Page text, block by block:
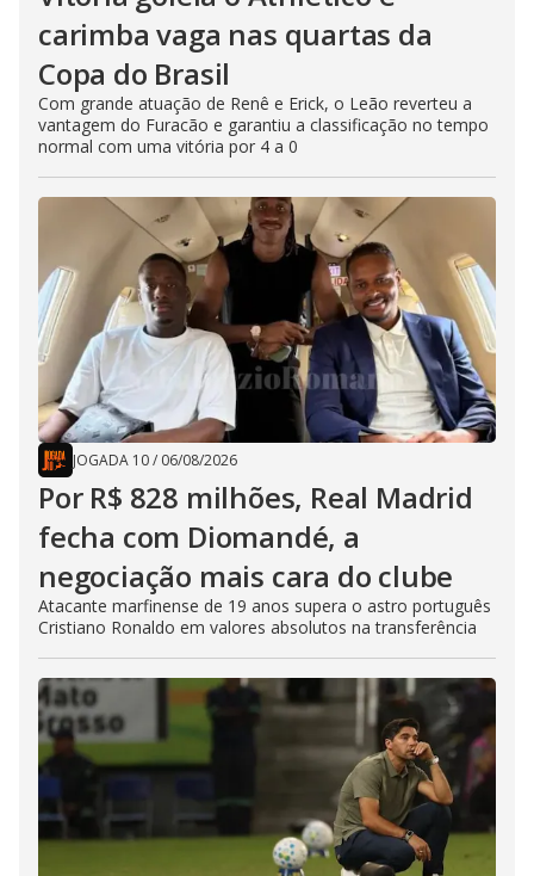
carimba vaga nas quartas da
Copa do Brasil
Com grande atuação de Renê e Erick, o Leão reverteu a
vantagem do Furacão e garantiu a classificação no tempo
normal com uma vitória por 4 a 0
JOGADA 10/ 06/08/2026
Por R$ 828 milhões, Real Madrid
fecha com Diomandé, a
negociação mais cara do clube
Atacante marfinense de 19 anos supera o astro português
Cristiano Ronaldo em valores absolutos na transferência